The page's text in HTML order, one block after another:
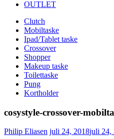
OUTLET
Clutch
Mobiltaske
Ipad/Tablet taske
Crossover
Shopper
Makeup taske
Toilettaske
Pung
Kortholder
cosystyle-crossover-
Philip Eliasen Udgivet
juli 24, 2018juli 24,